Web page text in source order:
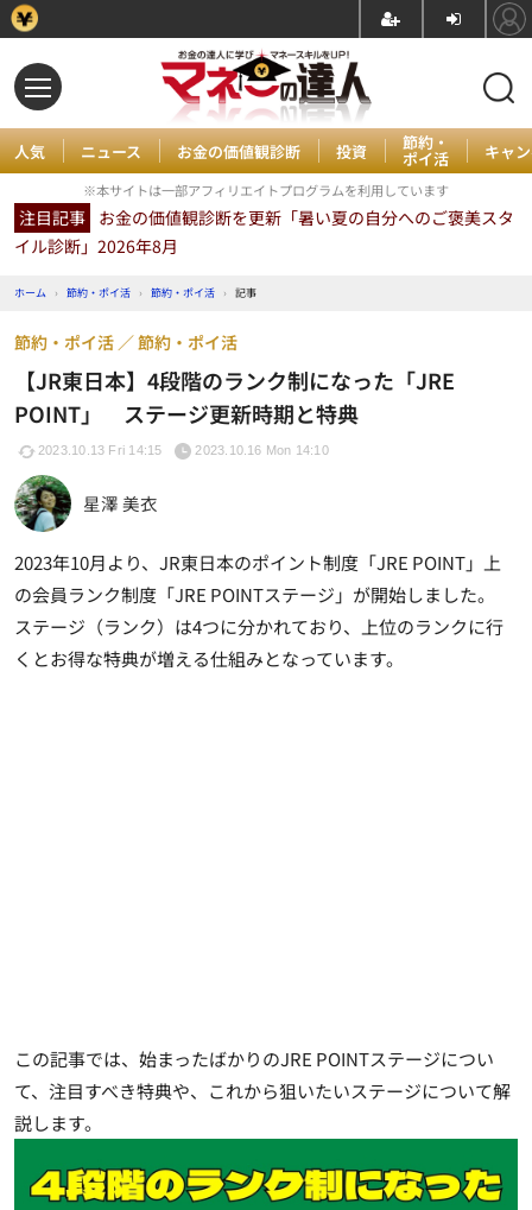
人気 ニュース お金の価値観診断 投資 節約・
ポイ活 キャ
※本サイトは一部アフィリエイトプログラムを利用しています
注目記事 お金の価値観診断を更新「暑い夏の自分へのご褒美スタ
イル診断」2026年8月
ホーム › 節約・ポイ活 › 節約・ポイ活 › 記事
【JR東日本】4段階のランク制になった「JRE
POINT」 ステージ更新時期と特典
節約・ポイ活 節約・ポイ活
2023.10.13 Fri 14:15 2023.10.16 Mon 14:10
星澤 美衣
2023年10月より、JR東日本のポイント制度「JRE POINT」上
の会員ランク制度「JRE POINTステージ」が開始しました。
ステージ（ランク）は4つに分かれており、上位のランクに行
くとお得な特典が増える仕組みとなっています。
この記事では、始まったばかりのJRE POINTステージについ
て、注目すべき特典や、これから狙いたいステージについて解
説します。